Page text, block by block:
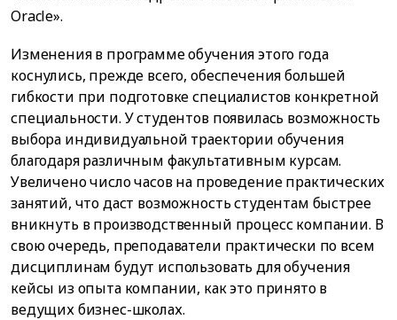
Oracle».
Изменения в программе обучения этого года
коснулись, прежде всего, обеспечения большей
гибкости при подготовке специалистов конкретной
специальности. У студентов появилась возможность
выбора индивидуальной траектории обучения
благодаря различным факультативным курсам.
Увеличено число часов на проведение практических
занятий, что даст возможность студентам быстрее
вникнуть в производственный процесс компании. В
свою очередь, преподаватели практически по всем
дисциплинам будут использовать для обучения
кейсы из опыта компании, как это принято в
ведущих бизнес-школах.